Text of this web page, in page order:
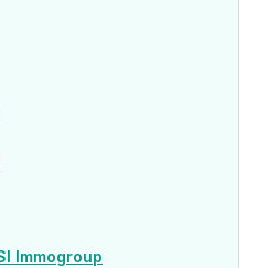
OpenStreetMap
Immogroup